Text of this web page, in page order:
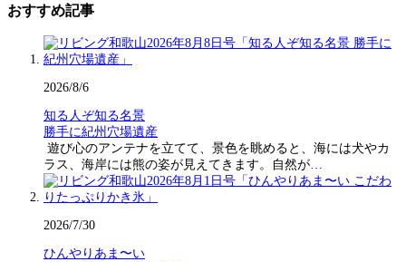
おすすめ記事
2026/8/6
知る人ぞ知る名景
勝手に紀州穴場遺産
遊び心のアンテナを立てて、景色を眺めると、海には犬やカ
ラス、海岸には熊の姿が見えてきます。自然が…
2026/7/30
ひんやりあま〜い